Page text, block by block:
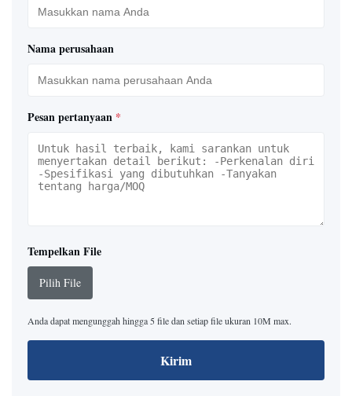
Nama perusahaan
Pesan pertanyaan *
Tempelkan File
Pilih File
Anda dapat mengunggah hingga 5 file dan setiap file ukuran 10M max.
Kirim